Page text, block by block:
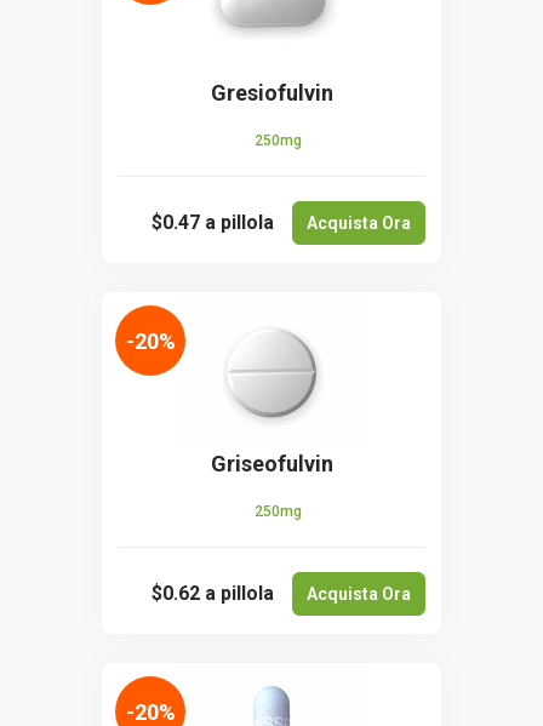
Gresiofulvin
250mg
$0.47 a pillola Acquista Ora
Griseofulvin
250mg
$0.62 a pillola Acquista Ora
-20%
-20%